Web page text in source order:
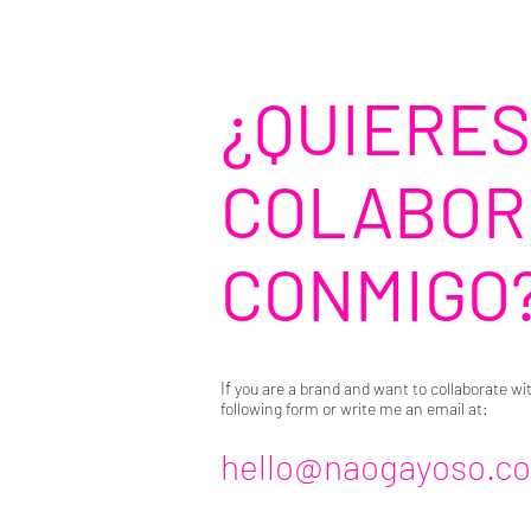
¿QUIERES
Ifyou are a brand and want to collaborate
following form or write me an email at: